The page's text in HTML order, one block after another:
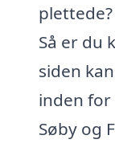
Så er du
siden
inden
Søby og